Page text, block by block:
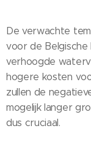
De verwachte
voor de
verhoogde
hogere kosten
zullen de
mogelijk langer
dus cruciaal.